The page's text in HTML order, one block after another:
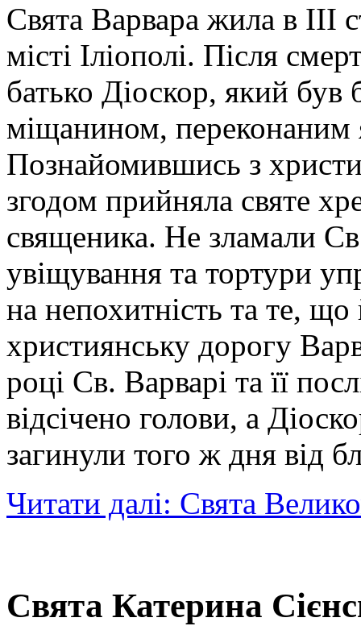
Свята Варвара жила в ІІІ
місті Іліополі. Після
батько Діоскор, який був
міщанином, переконаним
Познайомившись з
згодом прийняла святе
священика. Не зламали
увіщування та тортури
на непохитність та те, що
християнську дорогу
році Св. Варварі та її
відсічено голови, а
загинули того ж дня від
Читати далі: Свята
Свята Катерина